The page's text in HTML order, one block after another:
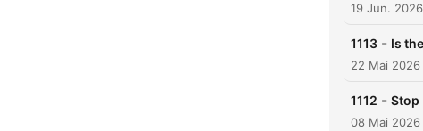
19 Jun. 2026
1113 - Is
22 Mai 2026
1112 - Stop
08 Mai 2026